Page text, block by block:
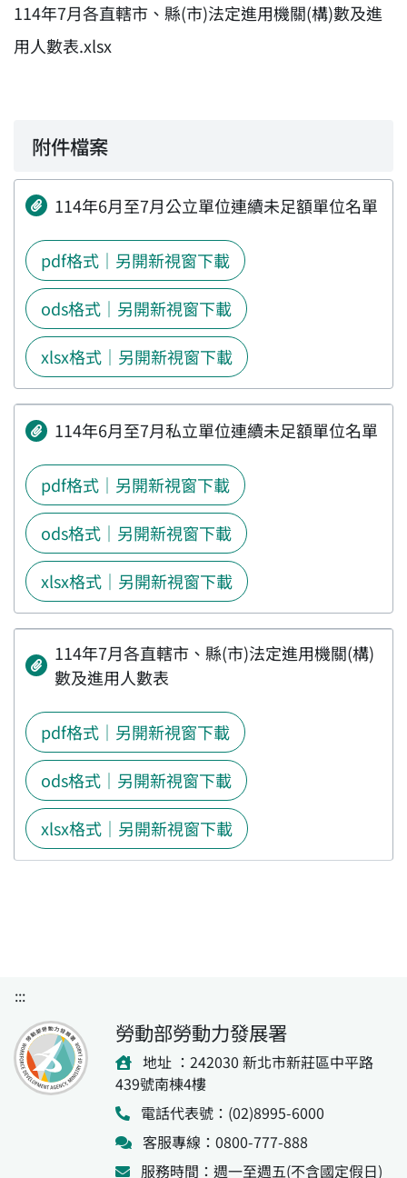
114年7月各直轄市、縣(市)法定進用機關(構)數及進
用人數表.xlsx
附件檔案
114年6月至7月公立單位連續未足額單位名單
pdf格式｜另開新視窗下載
ods格式｜另開新視窗下載
xlsx格式｜另開新視窗下載
114年6月至7月私立單位連續未足額單位名單
pdf格式｜另開新視窗下載
ods格式｜另開新視窗下載
xlsx格式｜另開新視窗下載
114年7月各直轄市、縣(市)法定進用機關(構)
數及進用人數表
pdf格式｜另開新視窗下載
ods格式｜另開新視窗下載
xlsx格式｜另開新視窗下載
:::
勞動部勞動力發展署
地址 ：242030 新北市新莊區中平路
439號南棟4樓
電話代表號：(02)8995-6000
客服專線：0800-777-888
服務時間：週一至週五(不含國定假日)